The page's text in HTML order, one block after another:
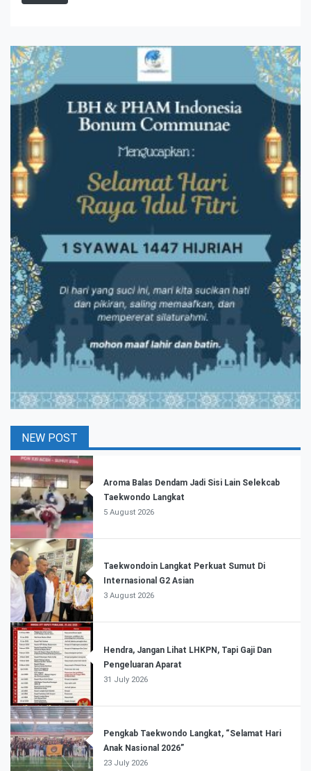
NEW POST
Aroma Balas Dendam Jadi Sisi Lain Selekcab
Taekwondo Langkat
5 August 2026
Taekwondoin Langkat Perkuat Sumut Di
Internasional G2 Asian
3 August 2026
Hendra, Jangan Lihat LHKPN, Tapi Gaji Dan
Pengeluaran Aparat
31 July 2026
Pengkab Taekwondo Langkat, “Selamat Hari
Anak Nasional 2026”
23 July 2026